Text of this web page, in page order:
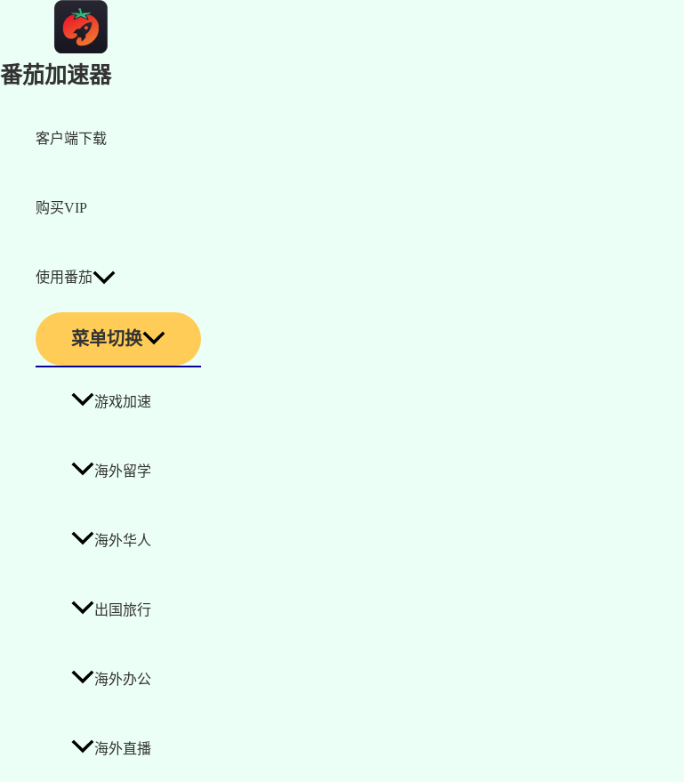
番茄加速器
客户端下载
购买VIP
使用番茄
菜单切换
游戏加速
海外留学
海外华人
出国旅行
海外办公
海外直播